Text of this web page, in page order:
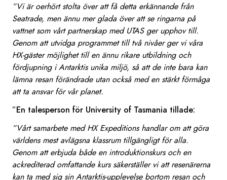
”Vi är oerhört stolta över att få detta erkännande från
Seatrade, men ännu mer glada över att se ringarna på
vattnet som vårt partnerskap med UTAS ger upphov till.
Genom att utvidga programmet till två nivåer ger vi våra
HX-gäster möjlighet till en ännu rikare utbildning och
fördjupning i Antarktis unika miljö, så att de inte bara kan
lämna resan förändrade utan också med en stärkt förmåga
att ta ansvar för vår planet.
”En talesperson för University of Tasmania tillade:
”Vårt samarbete med HX Expeditions handlar om att göra
världens mest avlägsna klassrum tillgängligt för alla.
Genom att erbjuda både en introduktionskurs och en
ackrediterad omfattande kurs säkerställer vi att resenärerna
kan ta med sig sin Antarktis-upplevelse bortom resan och